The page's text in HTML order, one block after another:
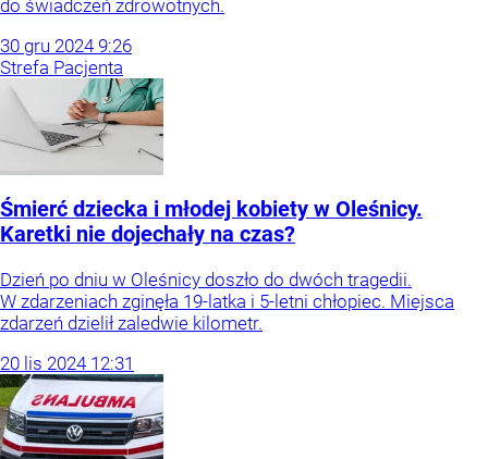
do świadczeń zdrowotnych.
30 gru 2024 9:26
Strefa Pacjenta
Śmierć dziecka i młodej kobiety w Oleśnicy.
Karetki nie dojechały na czas?
Dzień po dniu w Oleśnicy doszło do dwóch tragedii.
W zdarzeniach zginęła 19-latka i 5-letni chłopiec. Miejsca
zdarzeń dzielił zaledwie kilometr.
20 lis 2024 12:31